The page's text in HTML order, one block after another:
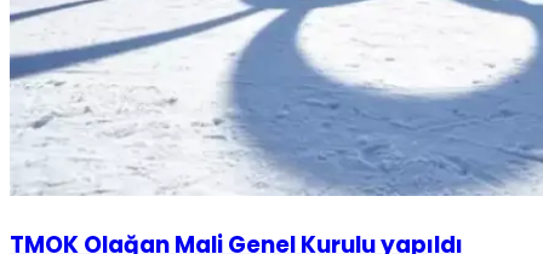
TMOK Olağan Mali Genel Kurulu yapıldı